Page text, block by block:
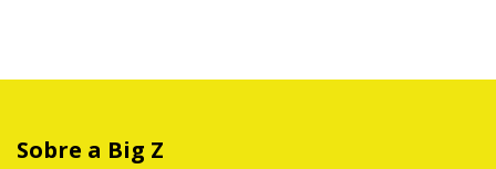
Sobre a Big Z